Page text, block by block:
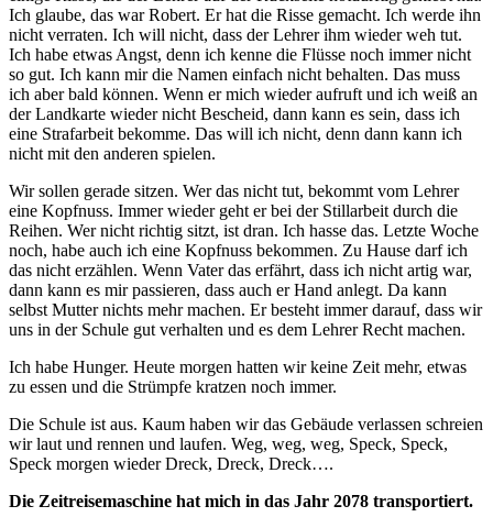
Ich glaube, das war Robert. Er hat die Risse gemacht. Ich werde ihn
nicht verraten. Ich will nicht, dass der Lehrer ihm wieder weh tut.
Ich habe etwas Angst, denn ich kenne die Flüsse noch immer nicht
so gut. Ich kann mir die Namen einfach nicht behalten. Das muss
ich aber bald können. Wenn er mich wieder aufruft und ich weiß an
der Landkarte wieder nicht Bescheid, dann kann es sein, dass ich
eine Strafarbeit bekomme. Das will ich nicht, denn dann kann ich
nicht mit den anderen spielen.
Wir sollen gerade sitzen. Wer das nicht tut, bekommt vom Lehrer
eine Kopfnuss. Immer wieder geht er bei der Stillarbeit durch die
Reihen. Wer nicht richtig sitzt, ist dran. Ich hasse das. Letzte Woche
noch, habe auch ich eine Kopfnuss bekommen. Zu Hause darf ich
das nicht erzählen. Wenn Vater das erfährt, dass ich nicht artig war,
dann kann es mir passieren, dass auch er Hand anlegt. Da kann
selbst Mutter nichts mehr machen. Er besteht immer darauf, dass wir
uns in der Schule gut verhalten und es dem Lehrer Recht machen.
Ich habe Hunger. Heute morgen hatten wir keine Zeit mehr, etwas
zu essen und die Strümpfe kratzen noch immer.
Die Schule ist aus. Kaum haben wir das Gebäude verlassen schreien
wir laut und rennen und laufen. Weg, weg, weg, Speck, Speck,
Speck morgen wieder Dreck, Dreck, Dreck….
Die Zeitreisemaschine hat mich in das Jahr 2078 transportiert.